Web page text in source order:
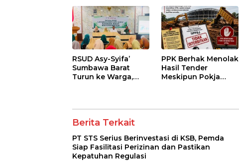
Kelompok Tertentu
RSUD Asy-Syifa’
Sumbawa Barat
Turun ke Warga,
PPK Berhak Menolak
Hasil Tender
Meskipun Pokja
Berita Terkait
PT STS Serius Berinvestasi di KSB, Pemda
Siap Fasilitasi Perizinan dan Pastikan
Kepatuhan Regulasi